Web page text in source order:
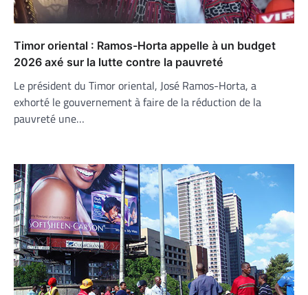
Timor oriental : Ramos-Horta appelle à un budget
2026 axé sur la lutte contre la pauvreté
Le président du Timor oriental, José Ramos-Horta, a
exhorté le gouvernement à faire de la réduction de la
pauvreté une…